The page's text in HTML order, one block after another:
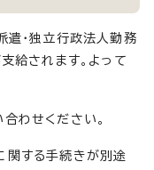
遣・独立行政法人勤務
給されます。よって
わせください。
関する手続きが別途